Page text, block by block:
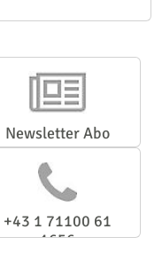
Newsletter Abo
+43 1 71100 61
1656